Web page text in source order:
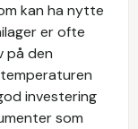
kan ha nytte
er ofte
på den
investering
som